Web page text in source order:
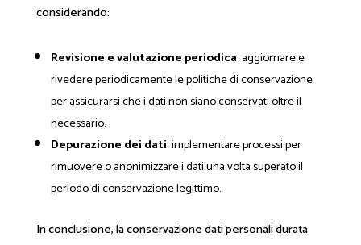
considerando:
Revisione e valutazione periodica: aggiornare e
rivedere periodicamente le politiche di conservazione
per assicurarsi che i dati non siano conservati oltre il
necessario.
Depurazione dei dati: implementare processi per
rimuovere o anonimizzare i dati una volta superato il
periodo di conservazione legittimo.
In conclusione, la conservazione dati personali durata